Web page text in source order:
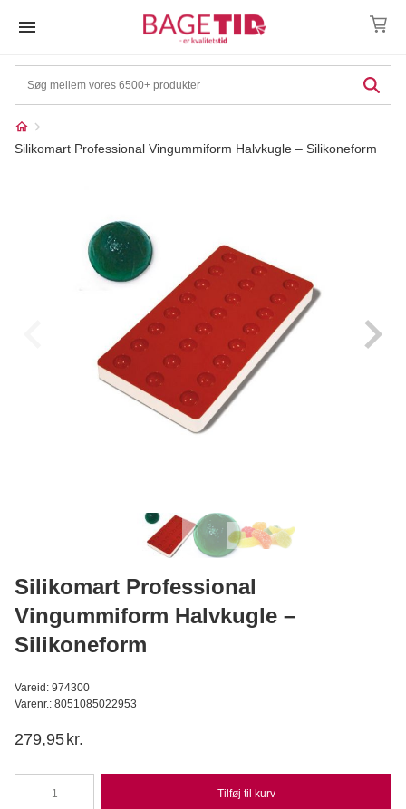
Silikomart Professional Vingummiform Halvkugle – Silikoneform
disse produkter have din
interesse?
Læg i kurv
Silikomart Professional
Vingummiform Halvkugle –
Silikoneform
Vareid: 974300
Varenr.: 8051085022953
279,95 kr.
Silikomart
Tilføj til kurv